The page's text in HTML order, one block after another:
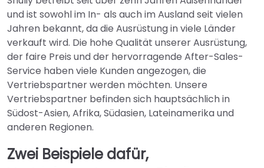
und ist sowohl im In- als auch im Ausland seit vielen
Jahren bekannt, da die Ausrüstung in viele Länder
verkauft wird. Die hohe Qualität unserer Ausrüstung,
der faire Preis und der hervorragende After-Sales-
Service haben viele Kunden angezogen, die
Vertriebspartner werden möchten. Unsere
Vertriebspartner befinden sich hauptsächlich in
Südost-Asien, Afrika, Südasien, Lateinamerika und
anderen Regionen.
Zwei Beispiele dafür,